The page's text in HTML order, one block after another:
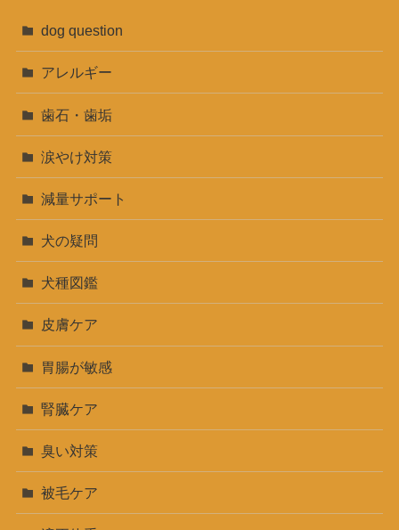
dog question
アレルギー
歯石・歯垢
涙やけ対策
減量サポート
犬の疑問
犬種図鑑
皮膚ケア
胃腸が敏感
腎臓ケア
臭い対策
被毛ケア